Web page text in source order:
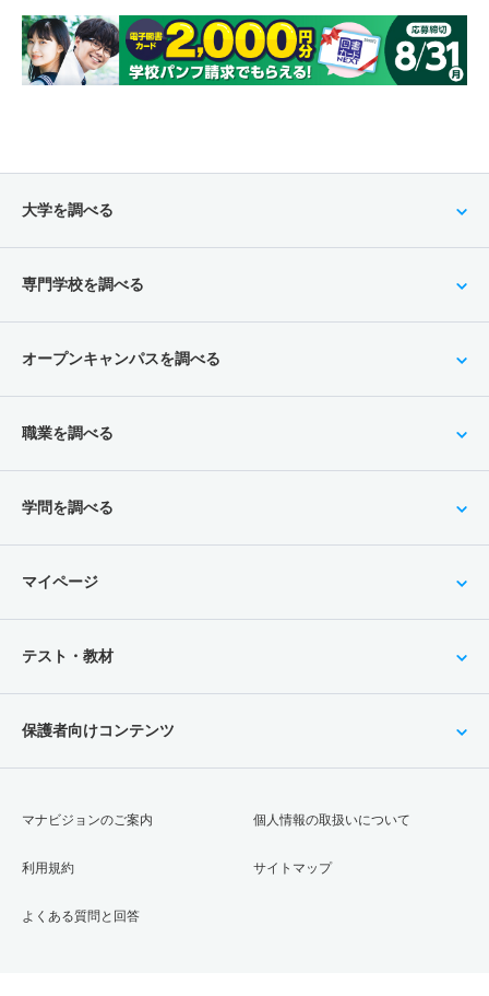
大学を調べる
専門学校を調べる
オープンキャンパスを調べる
職業を調べる
学問を調べる
マイページ
テスト・教材
保護者向けコンテンツ
マナビジョンのご案内
利用規約
よくある質問と回答
個人情報の取扱いについて
サイトマップ